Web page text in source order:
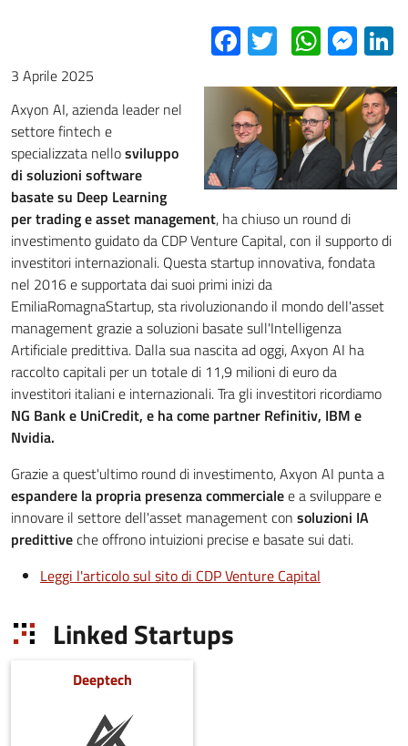
Facebook
Twitter
3 Aprile 2025
Axyon AI, azienda leader nel
settore fintech e
specializzata nellosviluppo
di soluzioni software
basate su Deep Learning
per trading e asset management, ha chiuso un round di
investimento guidato da CDP Venture Capital, con il supporto di
investitori internazionali. Questa startup innovativa, fondata
nel 2016 e supportata dai suoi primi inizi da
EmiliaRomagnaStartup, sta rivoluzionando il mondo dell'asset
management grazie a soluzioni basate sull'Intelligenza
Artificiale predittiva. Dalla sua nascita ad oggi, Axyon AI ha
raccolto capitali per un totale di 11,9 milioni di euro da
investitori italiani e internazionali. Tra gli investitori ricordiamo
NG Bank e UniCredit, e ha come partner Refinitiv, IBM e
Nvidia.
Grazie a quest'ultimo round di investimento, Axyon AI punta a
espandere la propria presenza commercialee a sviluppare e
innovare il settore dell'asset management con soluzioni IA
predittiveche offrono intuizioni precise e basate sui dati.
Leggi l'articolo sul sito di CDP Venture Capital
Linked Startups
Deeptech